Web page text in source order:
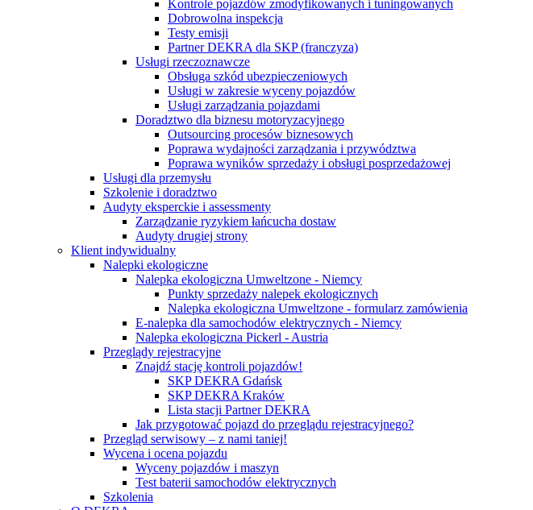
Kontrole pojazdów zmodyfikowanych i tuningowanych
Dobrowolna inspekcja
Testy emisji
Partner DEKRA dla SKP (franczyza)
Usługi rzeczoznawcze
Obsługa szkód ubezpieczeniowych
Usługi w zakresie wyceny pojazdów
Usługi zarządzania pojazdami
Doradztwo dla biznesu motoryzacyjnego
Outsourcing procesów biznesowych
Poprawa wydajności zarządzania i przywództwa
Poprawa wyników sprzedaży i obsługi posprzedażowej
Usługi dla przemysłu
Szkolenie i doradztwo
Audyty eksperckie i assessmenty
Zarządzanie ryzykiem łańcucha dostaw
Audyty drugiej strony
Klient indywidualny
Nalepki ekologiczne
Nalepka ekologiczna Umweltzone - Niemcy
Punkty sprzedaży nalepek ekologicznych
Nalepka ekologiczna Umweltzone - formularz zamówienia
E-nalepka dla samochodów elektrycznych - Niemcy
Nalepka ekologiczna Pickerl - Austria
Przeglądy rejestracyjne
Znajdź stację kontroli pojazdów!
SKP DEKRA Gdańsk
SKP DEKRA Kraków
Lista stacji Partner DEKRA
Jak przygotować pojazd do przeglądu rejestracyjnego?
Przegląd serwisowy – z nami taniej!
Wycena i ocena pojazdu
Wyceny pojazdów i maszyn
Test baterii samochodów elektrycznych
Szkolenia